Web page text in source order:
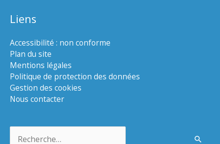
Liens
Accessibilité : non conforme
Plan du site
Mentions légales
Politique de protection des données
Gestion des cookies
Nous contacter